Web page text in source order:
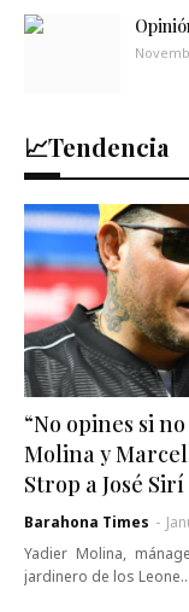
📈Tendencia
“No opines si
Molina y
Strop a José Sirí
Barahona Times -
Yadier Molina,
jardinero de los Leone…